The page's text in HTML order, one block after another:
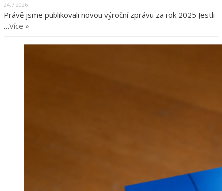
24.7.2026
Právě jsme publikovali novou výroční zprávu za rok 2025 Jestli
…Více »